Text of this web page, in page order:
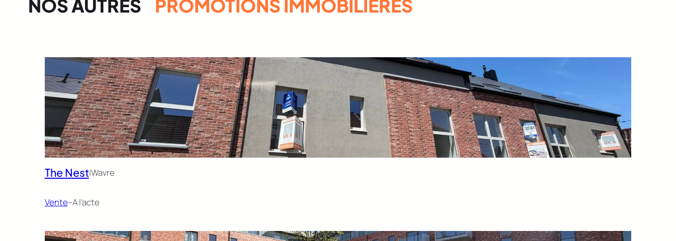
NOS AUTRES PROMOTIONS IMMOBILIÈRES
The Nest|Wavre
Vente–A l’acte